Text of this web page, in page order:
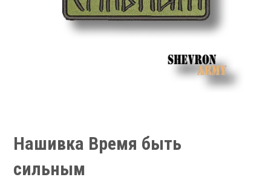
Нашивка Время быть
сильным